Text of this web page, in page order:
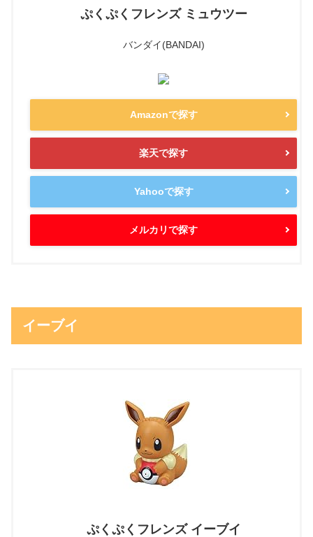
ぷくぷくフレンズ ミュウツー
バンダイ(BANDAI)
Amazonで探す
楽天で探す
Yahooで探す
メルカリで探す
イーブイ
ぷくぷくフレンズ イーブイ